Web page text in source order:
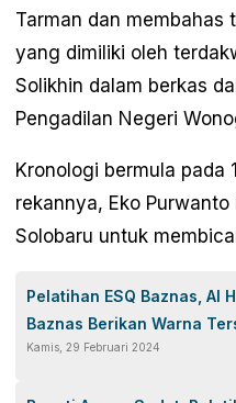
Tarman dan membahas
yang dimiliki oleh
Solikhin dalam berkas
Pengadilan Negeri
Kronologi bermula pada
rekannya, Eko
Solobaru untuk
Pelatihan ESQ Baznas, Al
Baznas Berikan Warna
Kamis, 29 Februari 2024